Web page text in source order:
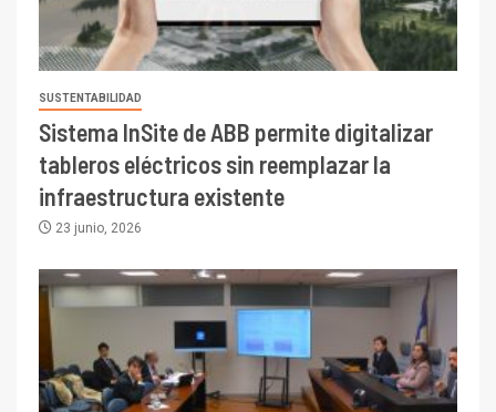
SUSTENTABILIDAD
Sistema InSite de ABB permite digitalizar
tableros eléctricos sin reemplazar la
infraestructura existente
23 junio, 2026